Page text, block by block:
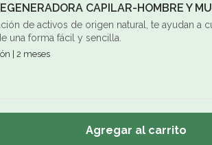
CAPILAR-HOMBRE Y
de activos de origen natural, te ayudan a
una forma fácil y sencilla.
| 2 meses
Agregar al carrito